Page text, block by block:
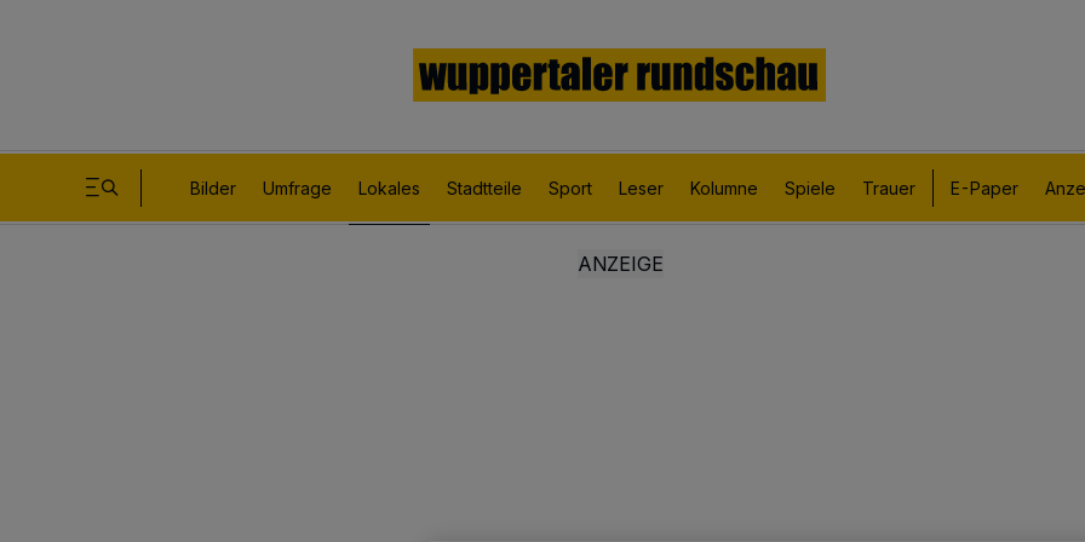
Bilder Umfrage Lokales Stadtteile Sport Leser Kolumne Spiele Trauer E-Paper